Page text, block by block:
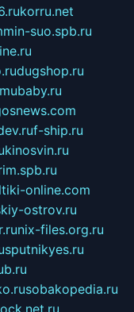
korru.net
suo.spb.ru
dugshop.ru
f-ship.ru
kinosvin.ru
online.com
ostrov.ru
nix-files.org.ru
sputnikyes.ru
sobakopedia.ru